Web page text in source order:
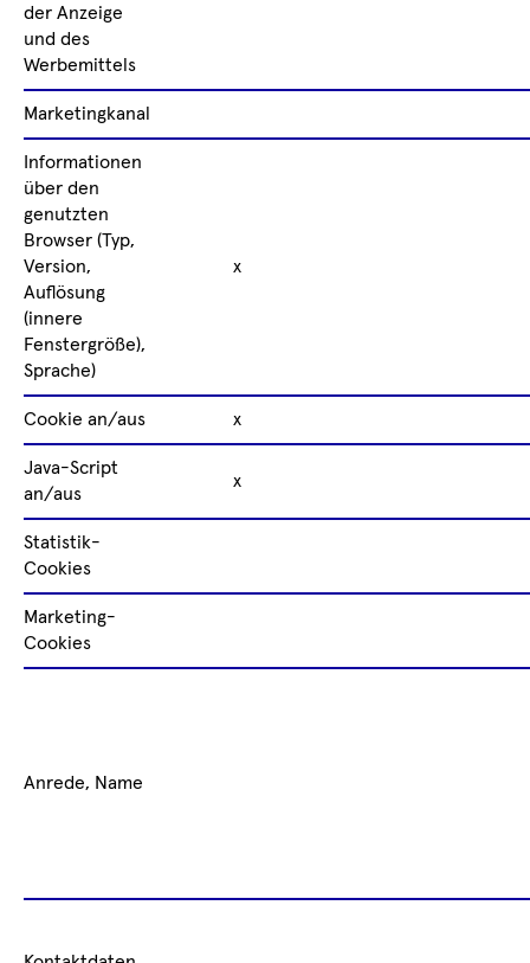
der Anzeige
und des
Werbemittels
Marketingkanal
Informationen
über den
genutzten
Browser (Typ,
Version,
Auflösung
(innere
Fenstergröße),
Sprache)
x
Cookie an/aus x
Java-Script
an/aus
x
Statistik-
Cookies
Marketing-
Cookies
Anrede, Name